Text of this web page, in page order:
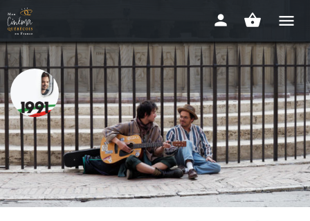
1991
2018 - 1h40
Disponibilité : EN LIGNE, GRATUIT